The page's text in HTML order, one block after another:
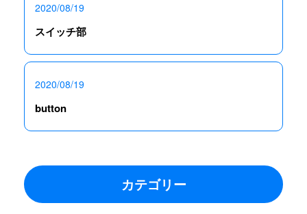
2020/08/19
スイッチ部
2020/08/19
button
カテゴリー